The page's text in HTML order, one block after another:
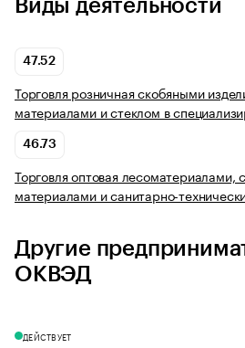
Виды деятельности
47.52
Торговля розничная скобяными
материалами и стеклом в
46.73
Торговля оптовая лесоматериалами,
материалами и санитарно-
Другие
ОКВЭД
ДЕЙСТВУЕТ